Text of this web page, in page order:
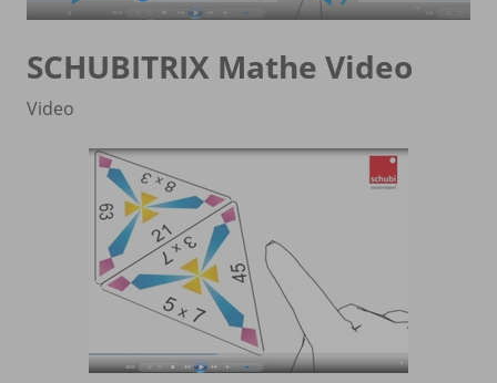
SCHUBITRIX Mathe Video
Video